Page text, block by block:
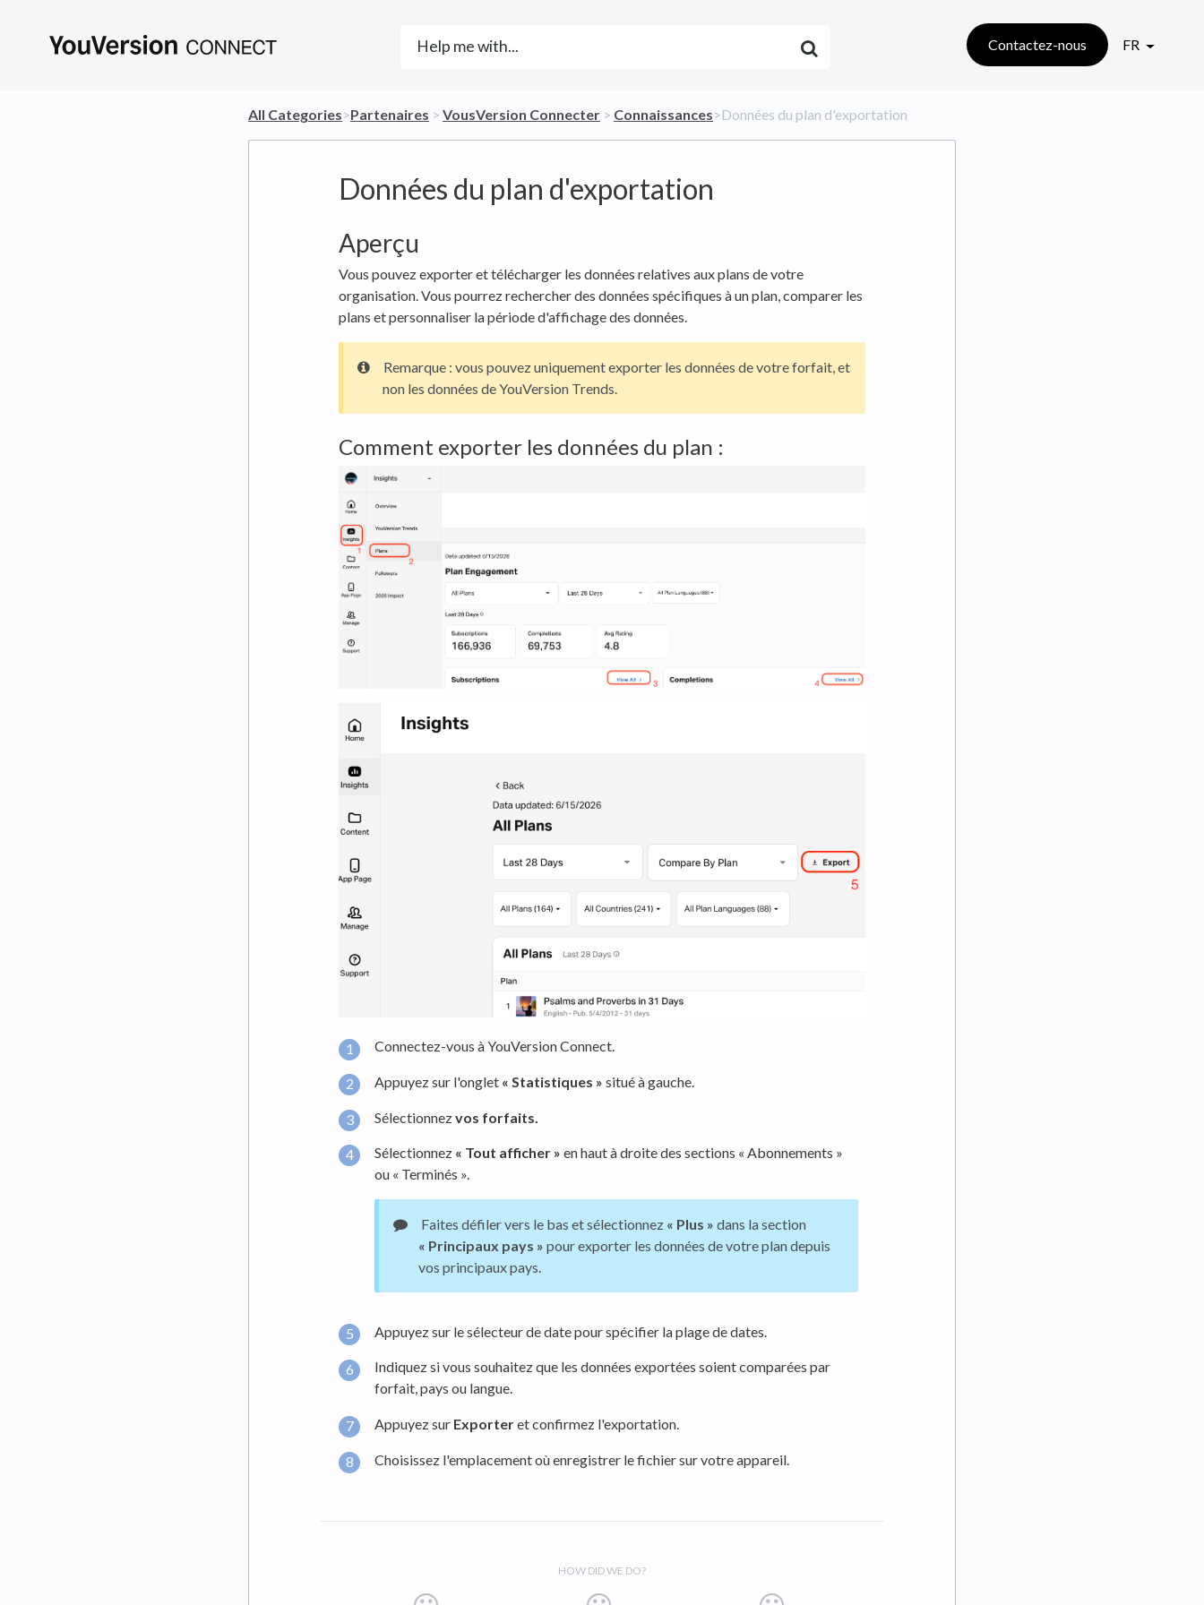
Contactez-nous FR
All Categories​>​​Partenaires ​ > ​ ​VousVersion Connecter ​ > ​ ​Connaissances​>​ Données du plan d'exportation
Données du plan d'exportation
Aperçu
Vous pouvez exporter et télécharger les données relatives aux plans de votre
organisation. Vous pourrez rechercher des données spécifiques à un plan, comparer les
plans et personnaliser la période d'affichage des données.
Remarque : vous pouvez uniquement exporter les données de votre forfait, et
non les données de YouVersion Trends.
Comment exporter les données du plan :
Connectez-vous à YouVersion Connect.
Appuyez sur l'onglet « Statistiques » situé à gauche.
Sélectionnezvos forfaits.
Sélectionnez « Tout afficher » en haut à droite des sections « Abonnements »
ou « Terminés ».
Faites défiler vers le bas et sélectionnez « Plus » dans la section
« Principaux pays » pour exporter les données de votre plan depuis
vos principaux pays.
Appuyez sur le sélecteur de date pour spécifier la plage de dates.
Indiquez si vous souhaitez que les données exportées soient comparées par
forfait, pays ou langue.
Appuyez sur Exporteret confirmez l'exportation.
Choisissez l'emplacement où enregistrer le fichier sur votre appareil.
HOW DID WE DO?